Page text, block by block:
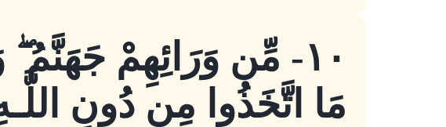
١٠- مِّن وَرَائِهِمْ جَهَنَّمُ
مَا اتَّخَذُوا مِن دُونِ